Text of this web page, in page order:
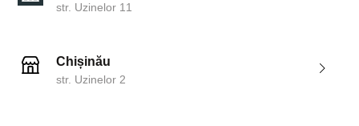
str. Uzinelor 11
Chișinău
str. Uzinelor 2